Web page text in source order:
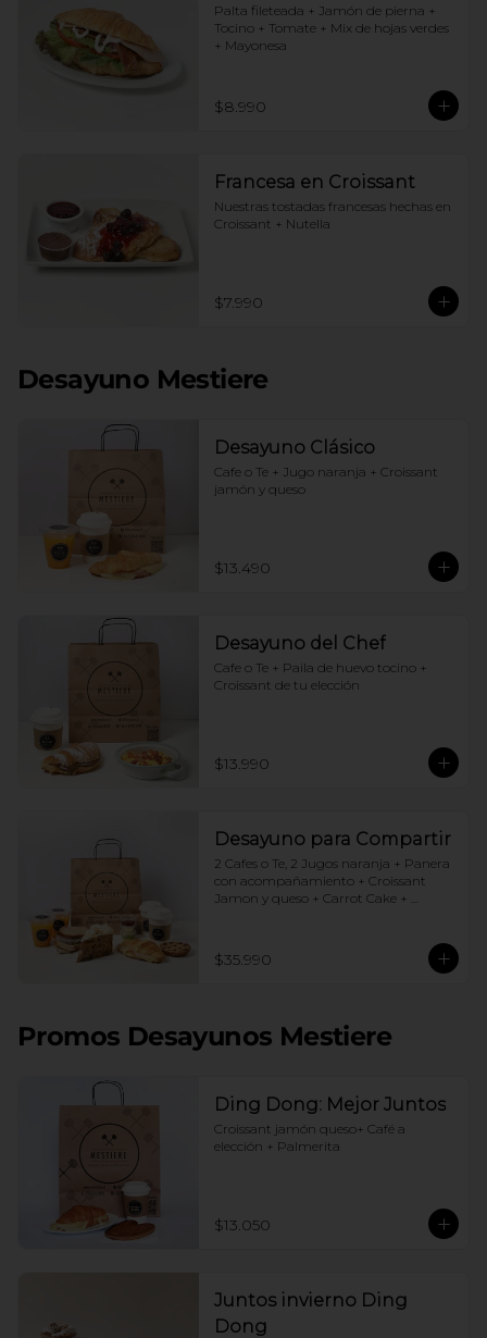
Palta fileteada + Jamón de pierna +
Tocino + Tomate + Mix de hojas verdes
+ Mayonesa
$8.990
Francesa en Croissant
Nuestras tostadas francesas hechas en
Croissant + Nutella
$7.990
Desayuno Mestiere
Desayuno Clásico
Cafe o Te + Jugo naranja + Croissant
jamón y queso
$13.490
Desayuno del Chef
Cafe o Te + Paila de huevo tocino +
Croissant de tu elección
$13.990
Desayuno para Compartir
2 Cafes o Te, 2 Jugos naranja + Panera
con acompañamiento + Croissant
Jamon y queso + Carrot Cake +
$35.990
Promos Desayunos Mestiere
Ding Dong: Mejor Juntos
Croissant jamón queso+ Café a
elección + Palmerita
$13.050
Juntos invierno Ding
Dong